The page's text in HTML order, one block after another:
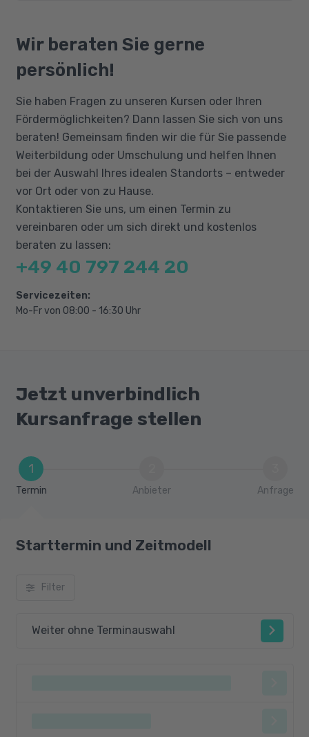
Volumenmodellierung
Erzeugen von Baugruppen
Schweißkonstruktion
Inteligente Komponenten erstellen
modellieren von komplexen Formen
3D-Skizzen und Kurven
Deutsch auf dem Niveau B2. Bei Bedarf sind
entsprechende Vorkurse möglich.
Wir beraten Sie gerne
persönlich!
Sie haben Fragen zu unseren Kursen oder Ihren
Fördermöglichkeiten? Dann lassen Sie sich von uns
beraten! Gemeinsam finden wir die für Sie passende
Weiterbildung oder Umschulung und helfen Ihnen
bei der Auswahl Ihres idealen Standorts – entweder
vor Ort oder von zu Hause.
Kontaktieren Sie uns, um einen Termin zu
vereinbaren oder um sich direkt und kostenlos
beraten zu lassen:
+49 40 797 244 20
Servicezeiten:
Mo-Fr von 08:00 - 16:30 Uhr
Jetzt unverbindlich
Kursanfrage stellen
1
Termin Anbieter Anfrage
Starttermin und Zeitmodell
Filter
Weiter ohne Terminauswahl